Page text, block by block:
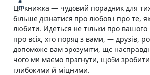
Ця книжка — чудовий порадник для
більше дізнатися про любов і про те,
любити. Йдеться не тільки про вашого
про всіх, хто поряд з вами, — друзів,
допоможе вам зрозуміти, що
чого ми маємо прагнути, щоби зробити
глибокими й міцними.